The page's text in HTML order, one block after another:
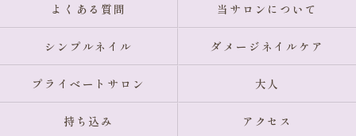
よくある質問 当サロンについて
シンプルネイル ダメージネイルケア
プライベートサロン 大人
持ち込み アクセス